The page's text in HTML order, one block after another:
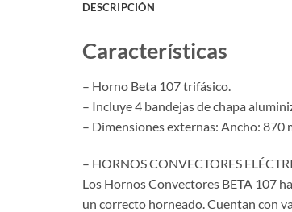
DESCRIPCIÓN
Características
– Horno Beta 107 trifásico.
– Incluye 4 bandejas de chapa
– Dimensiones externas: Ancho:
– HORNOS CONVECTORES
Los Hornos Convectores BETA 107
un correcto horneado. Cuentan con